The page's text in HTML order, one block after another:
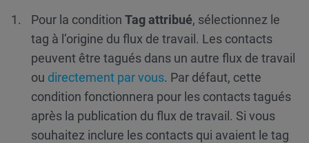
Pour la condition Tag attribué, sélectionnez le
tag à l’origine du flux de travail. Les contacts
peuvent être tagués dans un autre flux de travail
ou directement par vous. Par défaut, cette
condition fonctionnera pour les contacts tagués
après la publication du flux de travail. Si vous
souhaitez inclure les contacts qui avaient le tag